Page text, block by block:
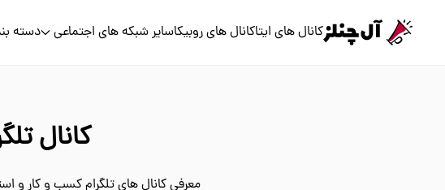
کانال های ایتاکانال های روبیکاسایر شبکه های اجتماعی دسته
کانال
معرفی کانال های تلگرام کسب و کار و